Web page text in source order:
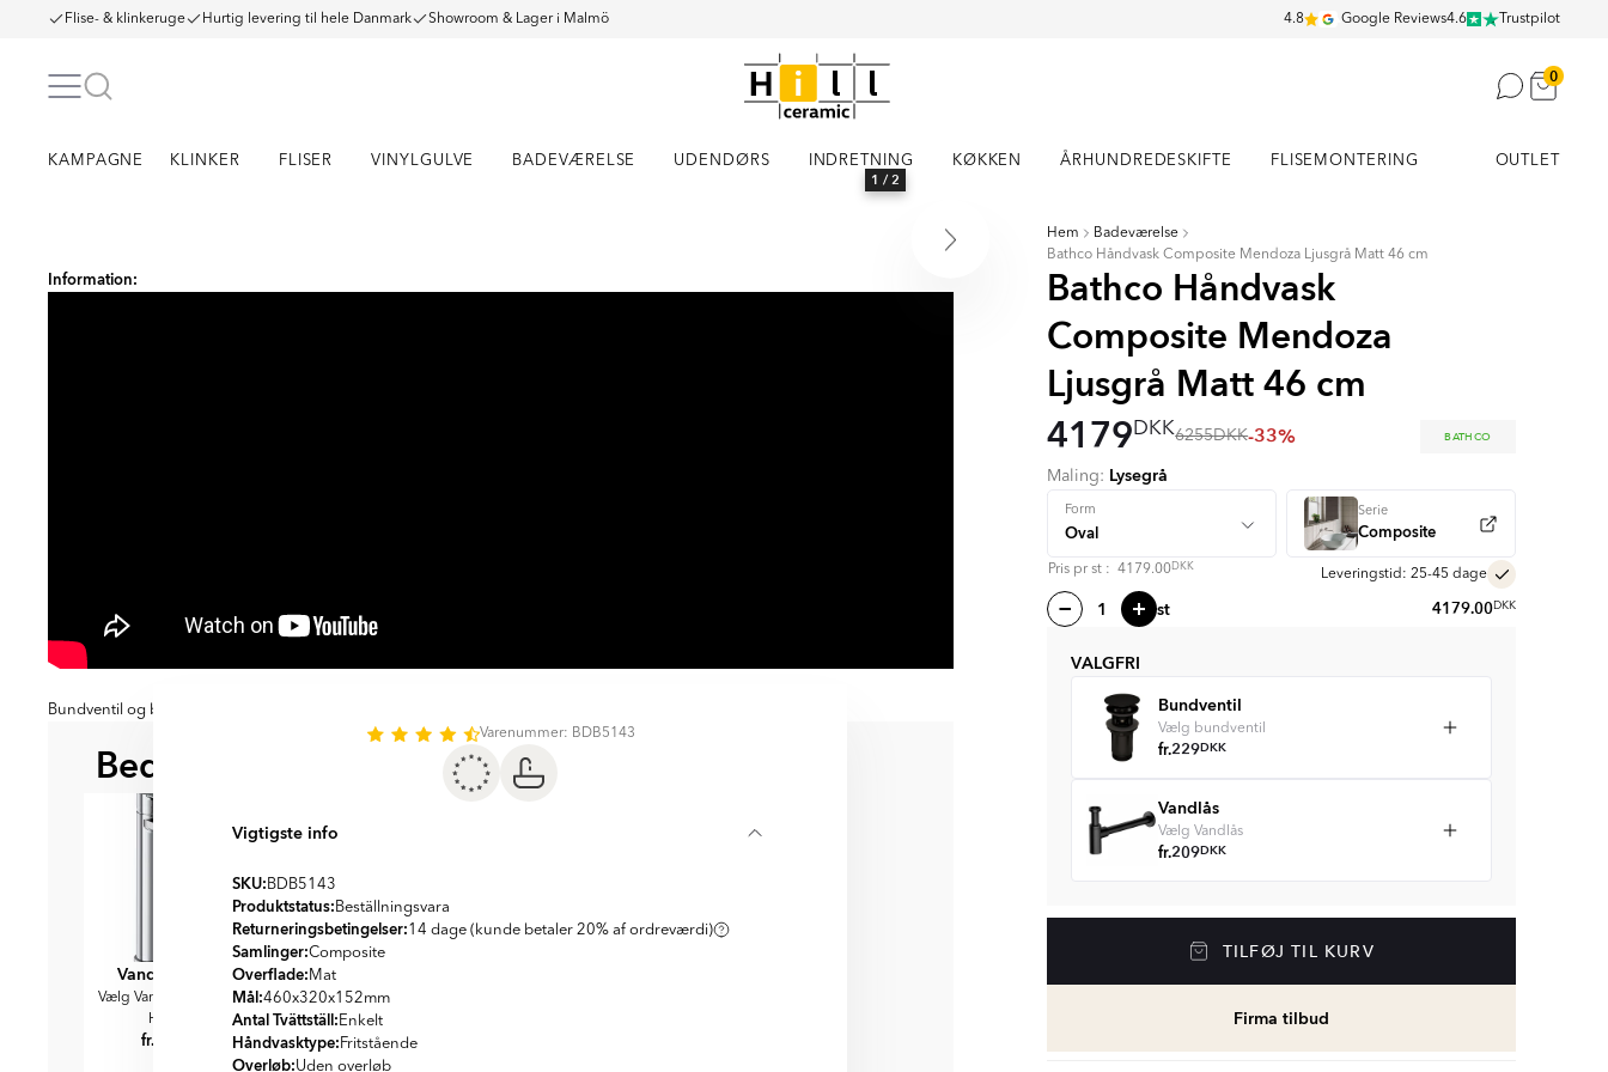
Flise- & klinkeruge Hurtig levering til hele Danmark Showroom & Lager i Malmö 4.8 Google Reviews4.6 Trustpilot
0
KAMPAGNE KLINKER FLISER VINYLGULVE BADEVÆRELSE UDENDØRS INDRETNING KØKKEN ÅRHUNDREDESKIFTE FLISEMONTERING OUTLET
1 / 2
Hem
Badeværelse
Bathco Håndvask Composite Mendoza Ljusgrå Matt 46 cm
Bathco Håndvask
Composite Mendoza
Ljusgrå Matt 46 cm
4179DKK6255DKK-33% BATHCO
Maling: Lysegrå
Form Serie
Composite
Pris prst : 4179.00DKK
Leveringstid: 25-45 dage
st 4179.00DKK
VALGFRI
Bundventil
Vælg bundventil
fr.229DKK
Vandlås
Vælg Vandlås
fr.209DKK
TILFØJ TIL KURV
Firma tilbud
Information:
Bundventil og blandingsbatteri medfølger ikke
Bedre sammen BEDST AT KOMBINERE MED
Vandhane Krom
Vælg Vandhane i Krom til
Håndvask
fr.
Vandhane Sort
Vælg Sort Vandhane til
Håndvask
fr.1189DKK
Varenummer: BDB5143
Vigtigste info
SKU: BDB5143
Produktstatus: Beställningsvara
Returneringsbetingelser:14 dage (kunde betaler 20% af ordreværdi)
Samlinger:Composite
Overflade: Mat
Mål:460x320x152mm
Antal Tvättställ: Enkelt
Håndvasktype: Fritstående
Overløb:Uden overløb